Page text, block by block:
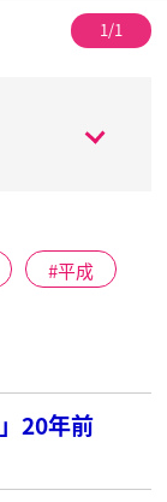
1/1
平成
20年前